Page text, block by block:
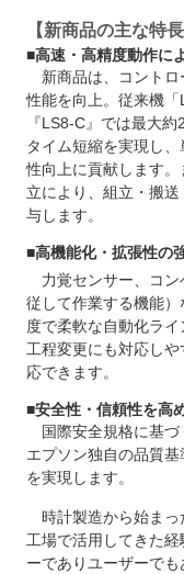
【新商品の主な特長
■高速・高精度動作に
新商品は、コント
性能を向上。従来機「
『LS8-C』では最大
タイム短縮を実現し
性向上に貢献します
立により、組立・搬
与します。
■高機能化・拡張性の
力覚センサー、コ
従して作業する機能
度で柔軟な自動化ラ
工程変更にも対応し
応できます。
■安全性・信頼性を高
国際安全規格に基づ
エプソン独自の品質
を実現します。
時計製造から始ま
工場で活用してきた
ーでありユーザーで